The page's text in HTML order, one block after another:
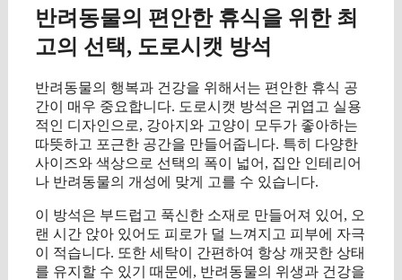
반려동물의 편안한 휴식을 위한 최
고의 선택, 도로시캣 방석
반려동물의 행복과 건강을 위해서는 편안한 휴식 공
간이 매우 중요합니다. 도로시캣 방석은 귀엽고 실용
적인 디자인으로, 강아지와 고양이 모두가 좋아하는
따뜻하고 포근한 공간을 만들어줍니다. 특히 다양한
사이즈와 색상으로 선택의 폭이 넓어, 집안 인테리어
나 반려동물의 개성에 맞게 고를 수 있습니다.
이 방석은 부드럽고 푹신한 소재로 만들어져 있어, 오
랜 시간 앉아 있어도 피로가 덜 느껴지고 피부에 자극
이 적습니다. 또한 세탁이 간편하여 항상 깨끗한 상태
를 유지할 수 있기 때문에, 반려동물의 위생과 건강을